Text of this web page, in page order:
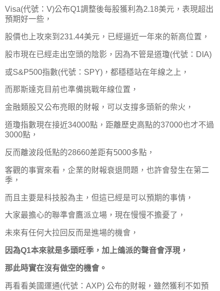
Visa(代號：V)公布Q1調整後每股獲利為2.18美元，表現超出
預期好一些，
股價也上攻來到231.44美元，已經逼近一年來的新高位置，
股市現在已經走出空頭的陰影，因為不管是道瓊(代號：DIA)
或S&P500指數(代號：SPY)，都穩穩站在年線之上，
而那斯達克目前也準備挑戰年線位置，
金融類股又公布亮眼的財報，可以支撐多頭新的柴火，
道瓊指數現在接近34000點，距離歷史高點的37000也才不過
3000點，
反而離波段低點的28660差距有5000多點，
客觀的事實來看，企業的財報衰退問題，也許會發生在第二
季，
而且主要是科技股為主，但這已經是可以預期的事情，
大家最擔心的聯準會鷹派立場，現在慢慢不擔憂了，
未來有任何大拉回反而是進場的機會，
因為Q1本來就是多頭旺季，加上鴿派的聲音會浮現，
那此時實在沒有做空的機會。
再看看美國運通(代號：AXP) 公布的財報，雖然獲利不如預